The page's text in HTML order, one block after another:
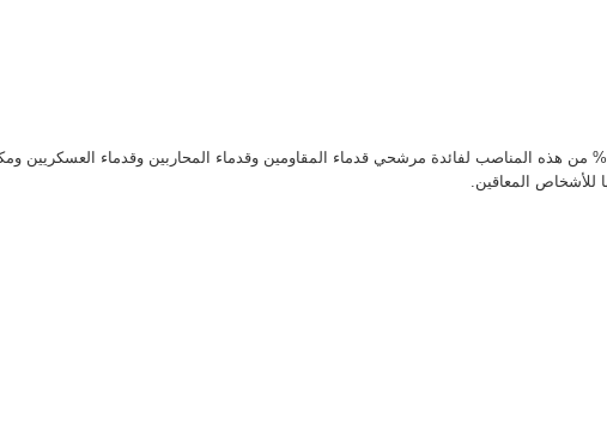
وستخصص نسبة 25% من هذه المناصب لفائدة مرشحي قدماء المقاومين وقدماء المحاربين وقدماء العسكريين